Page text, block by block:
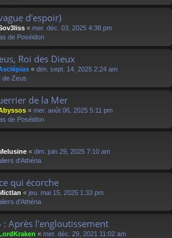
d'espoir)
« mer. déc. 03, 2025 4:38 pm
de Poséidon
Roi des Dieux
« dim. sept. 14, 2025 2:24 am
de Zeus
de la Mer
« mer. août 06, 2025 5:11 pm
de Poséidon
« dim. juin 29, 2025 7:10 am
d'Athéna
qui écorche
« jeu. mai 15, 2025 1:33 pm
d'Athéna
: Après l'engloutissement
« mer. déc. 29, 2021 11:02 am